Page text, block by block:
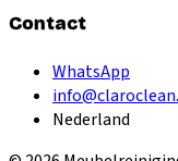
Contact
WhatsApp
Nederland